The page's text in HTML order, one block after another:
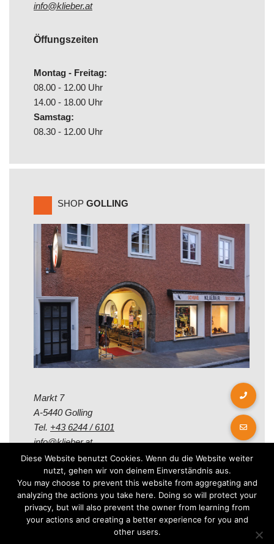
info@klieber.at
Öffungszeiten
Montag - Freitag:
08.00 - 12.00 Uhr
14.00 - 18.00 Uhr
Samstag:
08.30 - 12.00 Uhr
SHOP GOLLING
Markt 7
A-5440 Golling
Tel. +43 6244 / 6101
info@klieber.at
Öffungszeiten
Montag - Freitag:
08.00 - 12.00 Uhr
Diese Website benutzt Cookies. Wenn du die Website weiter
nutzt, gehen wir von deinem Einverständnis aus.
You may choose to prevent this website from aggregating and
analyzing the actions you take here. Doing so will protect your
privacy, but will also prevent the owner from learning from
your actions and creating a better experience for you and
other users.